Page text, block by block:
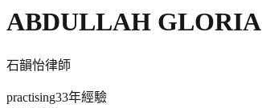
ABDULLAH GLORIA
石韻怡律師
practising33年經驗